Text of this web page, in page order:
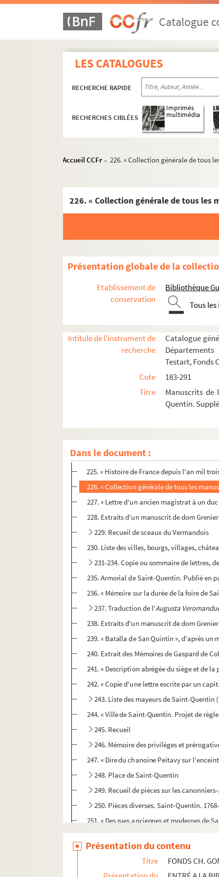
Catalogue
LES CATALOGUES
RECHERCHE RAPIDE
RECHERCHES CIBLÉES
Imprimés
multimédia
Accueil CCFr > 226. « Collection générale de tous
Présentation globale de la
Etablissement de
conservation
Bibliothèque
Tous
Intitulé de l'instrument de
recherche
Catalogue
Testart, Fonds
Cote
183-291
Titre
Manuscrits de
Quentin.
Dans le document :
FONDS CH. TESTART
FONDS CH. GOMART
225. « Histoire de France depuis l'an mil
226. « Collection générale de tous les
227. « Lettre d'un ancien magistrat à un
228. Extraits d'un manuscrit de dom
229. Recueil de sceaux du Vermandois
230. Liste des villes, bourgs, villages,
231-234. Copie ou sommaire de lettres,
235. Armorial de Saint-Quentin. Publié en
236. « Mémoire sur la durée de la foire de
237. Traduction de l'Augusta
238. Extraits d'un manuscrit de dom
239. « Batalla de San Quintin », d'après
240. Extrait des Mémoires de Gaspard de
241. « Description abrégée du siège et de
242. « Copie d'une lettre escrite par un
243. Liste des mayeurs de Saint-Quentin
244. « Ville de Saint-Quentin. Projet de
245. Recueil
246. Mémoire des privilèges et
247. « Dire du chanoine Peitavy sur
248. Place de Saint-Quentin
249. Recueil de pièces sur les
250. Pièces diverses. Saint-Quentin.
251. « Des rues anciennes et modernes de
252. Nomenclature des rues, places,
253. Recueil de pièces diverses sur Saint-
254. Agrandissement de la ville de Saint-
Présentation du contenu
Titre
FONDS CH.